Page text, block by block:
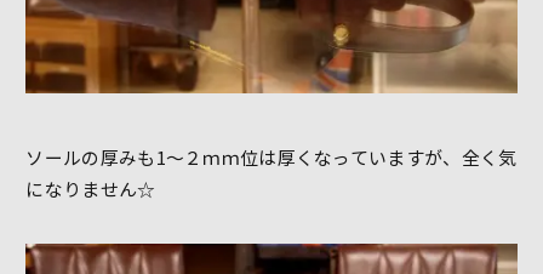
ソールの厚みも1～２ｍｍ位は厚くなっていますが、全く気
になりません☆